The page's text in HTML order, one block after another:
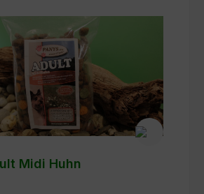
Midi Huhn